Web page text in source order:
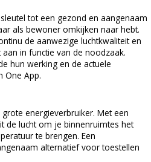
tot een gezond en aangenaam
als bewoner omkijken naar hebt.
de aanwezige luchtkwaliteit en
in functie van de noodzaak.
hun werking en de actuele
One App.
energieverbruiker. Met een
de lucht om je binnenruimtes het
te brengen. Een
alternatief voor toestellen